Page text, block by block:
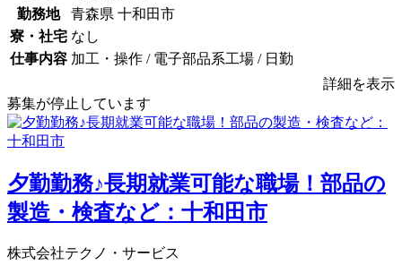
勤務地
青森県 十和田市
寮・社宅 なし
仕事内容 加工・操作 / 電子部品系工場 / 日勤
詳細を表示
募集が停止しています
夕勤勤務♪長期就業可能な職場！部品の
製造・検査など：十和田市
株式会社テクノ・サービス